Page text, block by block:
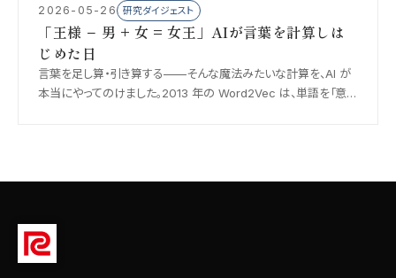
2026-05-26 研究ダイジェスト
「王様 − 男 + 女 = 女王」AIが言葉を計算しは
じめた日
言葉を足し算・引き算する——そんな魔法みたいな計算を、AI が
本当にやってのけました。2013 年の Word2Vec は、単語を「意